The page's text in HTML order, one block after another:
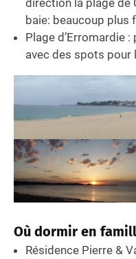
direction la plage de
baie: beaucoup plus
Plage d’Erromardie
avec des spots pour
Où dormir en
Résidence Pierre &